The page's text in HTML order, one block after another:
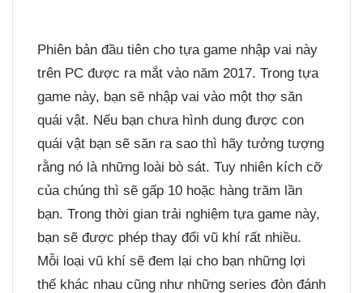
Phiên bản đầu tiên cho tựa game nhập vai này
trên PC được ra mắt vào năm 2017. Trong tựa
game này, bạn sẽ nhập vai vào một thợ săn
quái vật. Nếu bạn chưa hình dung được con
quái vật bạn sẽ săn ra sao thì hãy tưởng tượng
rằng nó là những loài bò sát. Tuy nhiên kích cỡ
của chúng thì sẽ gấp 10 hoặc hàng trăm lần
bạn. Trong thời gian trải nghiệm tựa game này,
bạn sẽ được phép thay đổi vũ khí rất nhiều.
Mỗi loại vũ khí sẽ đem lại cho bạn những lợi
thế khác nhau cũng như những series đòn đánh